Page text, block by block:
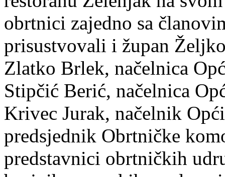
obrtnici zajedno sa
prisustvovali i župan
Zlatko Brlek, načelnica
Stipčić Berić, načelnica
Krivec Jurak, načelnik
predsjednik Obrtničke
predstavnici obrtničkih